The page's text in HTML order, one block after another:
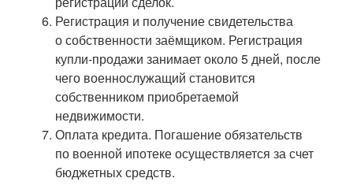
Регистрация и получение свидетельства
о собственности заёмщиком. Регистрация
купли-продажи занимает около 5 дней, после
чего военнослужащий становится
собственником приобретаемой
недвижимости.
Оплата кредита. Погашение обязательств
по военной ипотеке осуществляется за счет
бюджетных средств.